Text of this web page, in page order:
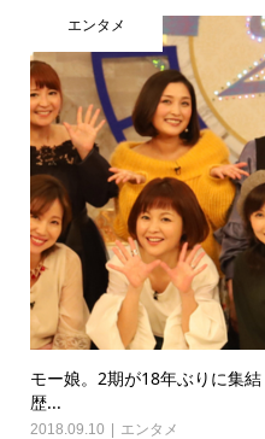
エンタメ
モー娘。2期が18年ぶりに集
歴...
2018.09.10 エンタメ